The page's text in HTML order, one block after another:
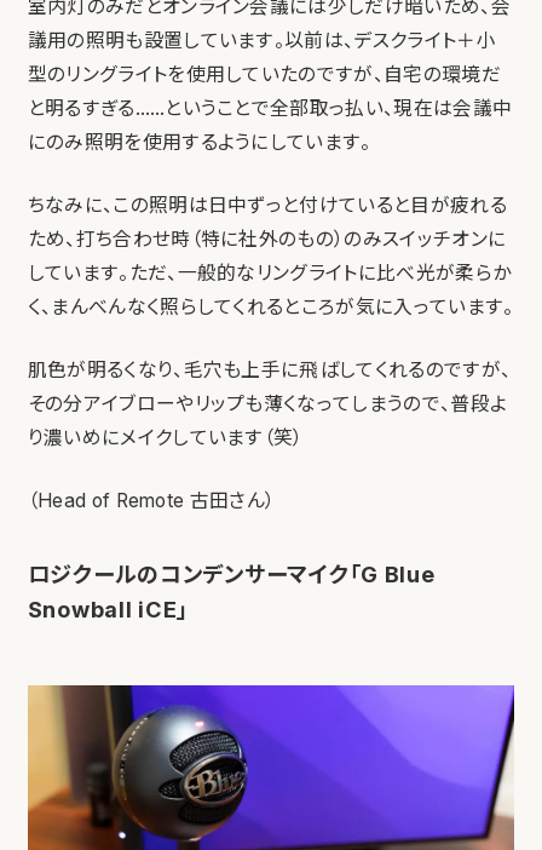
室内灯のみだとオンライン会議には少しだけ暗いため、会
議用の照明も設置しています。以前は、デスクライト＋小
型のリングライトを使用していたのですが、自宅の環境だ
と明るすぎる……ということで全部取っ払い、現在は会議中
にのみ照明を使用するようにしています。
ちなみに、この照明は日中ずっと付けていると目が疲れる
ため、打ち合わせ時（特に社外のもの）のみスイッチオンに
しています。ただ、一般的なリングライトに比べ光が柔らか
く、まんべんなく照らしてくれるところが気に入っています。
肌色が明るくなり、毛穴も上手に飛ばしてくれるのですが、
その分アイブローやリップも薄くなってしまうので、普段よ
り濃いめにメイクしています（笑）
（Head of Remote 古田さん）
ロジクールのコンデンサーマイク「G Blue
Snowball iCE」